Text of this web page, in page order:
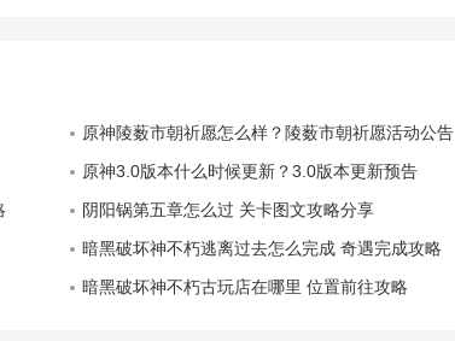
原神陵薮市朝祈愿怎么样？陵薮市朝祈愿活动公告
原神3.0版本什么时候更新？3.0版本更新预告
阴阳锅第五章怎么过 关卡图文攻略分享
暗黑破坏神不朽逃离过去怎么完成 奇遇完成攻略
暗黑破坏神不朽古玩店在哪里 位置前往攻略